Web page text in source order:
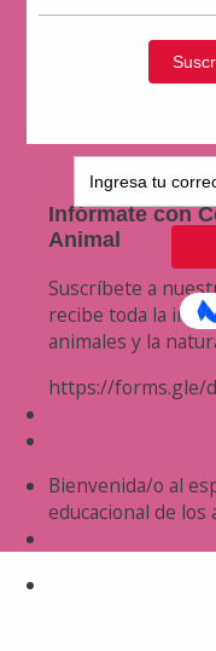
Infórmate con
Animal
Suscríbete a
recibe toda la
animales y la
https://forms.gle/
Bienvenida/o al
educacional de los